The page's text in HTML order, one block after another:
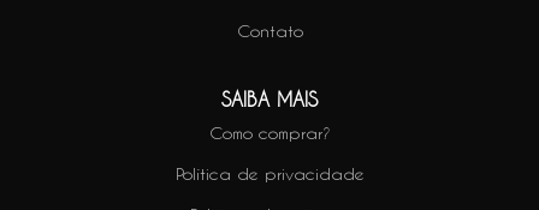
Contato
SAIBA MAIS
Como comprar?
Política de privacidade